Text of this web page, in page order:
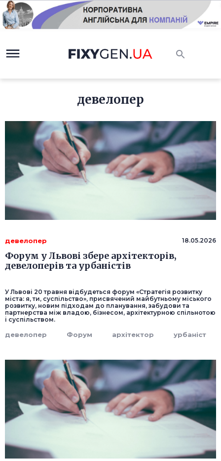
девелопер
девелопер 18.05.2026
Форум у Львові збере архітекторів,
девелоперів та урбаністів
У Львові 20 травня відбудеться форум «Стратегія розвитку
міста: я, ти, суспільство», присвячений майбутньому міського
розвитку, новим підходам до планування, забудови та
партнерства між владою, бізнесом, архітектурною спільнотою
і суспільством.
девелопер Форум архітектор урбаніст